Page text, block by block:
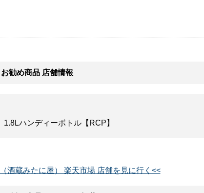
勧め商品 店舗情報
ハンディーボトル【RCP】
酒蔵みたに屋） 楽天市場 店舗を見に行く<<